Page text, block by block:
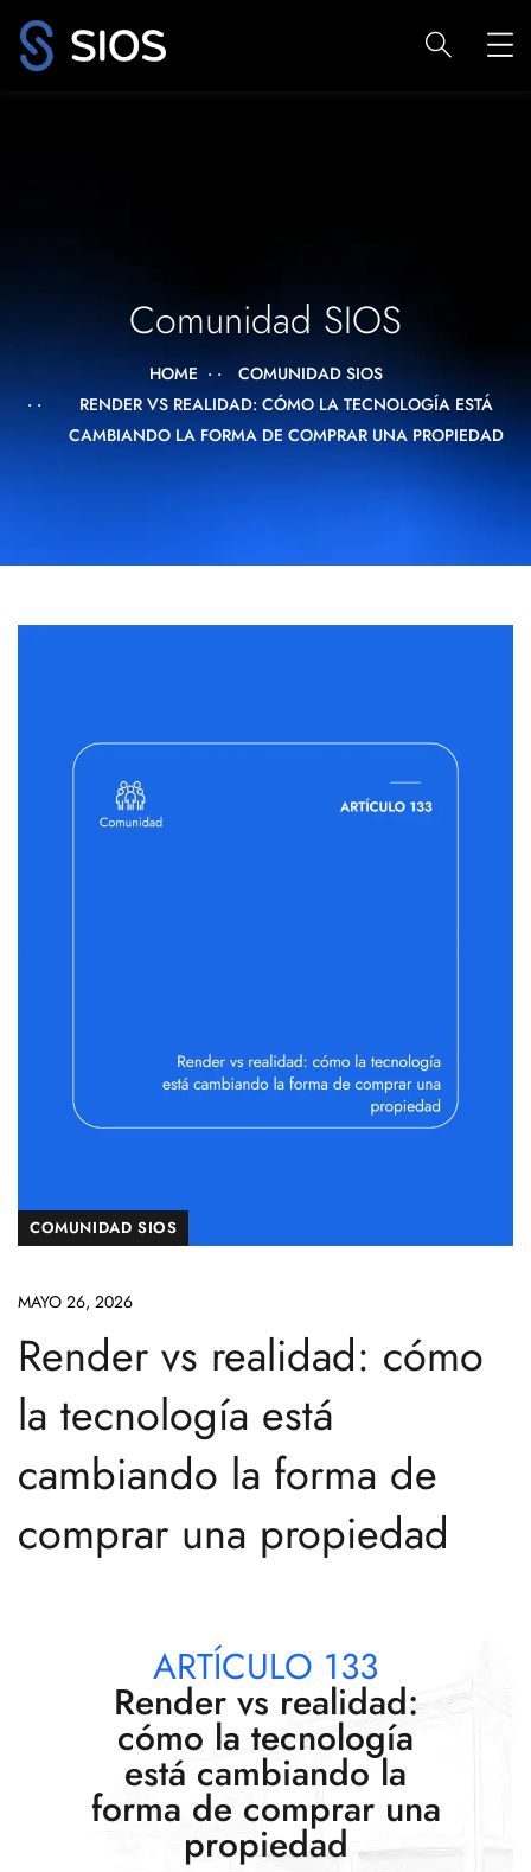
Comunidad SIOS
HOME
COMUNIDAD SIOS
RENDER VS REALIDAD: CÓMO LA TECNOLOGÍA ESTÁ
CAMBIANDO LA FORMA DE COMPRAR UNA PROPIEDAD
COMUNIDAD SIOS
MAYO 26, 2026
Render vs realidad: cómo
la tecnología está
cambiando la forma de
comprar una propiedad
ARTÍCULO 133
Render vs realidad:
cómo la tecnología
está cambiando la
forma de comprar una
propiedad